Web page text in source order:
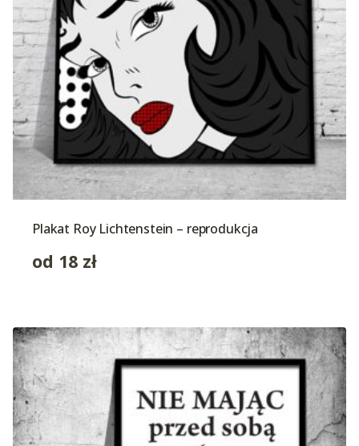
Plakat Roy Lichtenstein – reprodukcja
od 18 zł